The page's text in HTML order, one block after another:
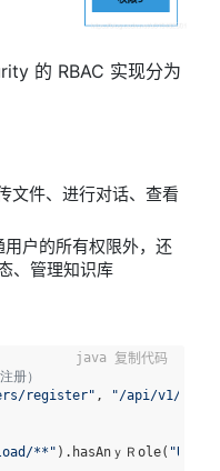
的 RBAC 实现分为
文件、进行对话、查看
户的所有权限外，还
、管理知识库
册）
register" , "/api/v1/
**" ).hasAnｙＲole( "USER"
复制代码